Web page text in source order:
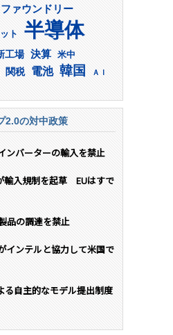
ファウンドリー
ト 半導体
工場 決算 米中
関税 電池 韓国 ＡＩ
2.0の対中政策
ンバーターの輸入を禁止
輸入規制を起草 EUはすで
品の調達を禁止
インテルと協力して米国で
る自主的なモデル提出制度